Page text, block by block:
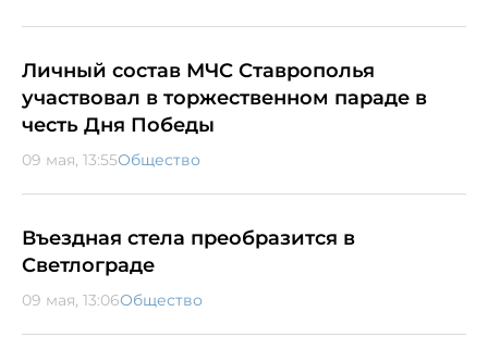
Личный состав МЧС Ставрополья
участвовал в торжественном параде в
честь Дня Победы
09 мая, 13:55Общество
Въездная стела преобразится в
Светлограде
09 мая, 13:06Общество